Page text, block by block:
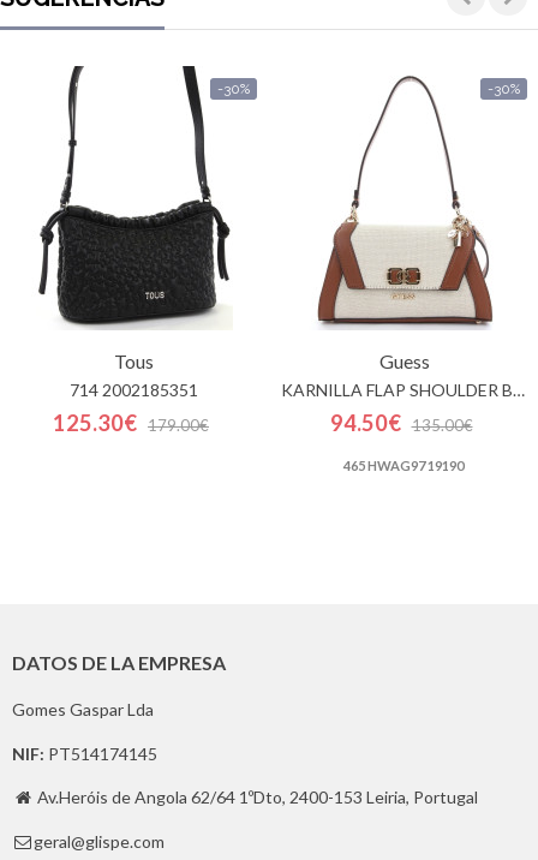
-30%
Tous
714 2002185351
125.30€ 179.00€
-30%
Guess
KARNILLA FLAP SHOULDER BAG
94.50€ 135.00€
465 HWAG97 19190
DATOS DE LA EMPRESA
Gomes Gaspar Lda
NIF: PT514174145
 Av.Heróis de Angola 62/64 1ºDto, 2400-153 Leiria, Portugal
 geral@glispe.com